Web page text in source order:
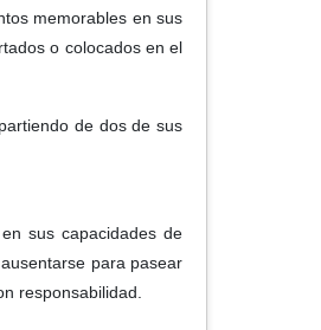
memorables en sus
o colocados en el
partiendo de dos de sus
sus capacidades de
para pasear
responsabilidad.